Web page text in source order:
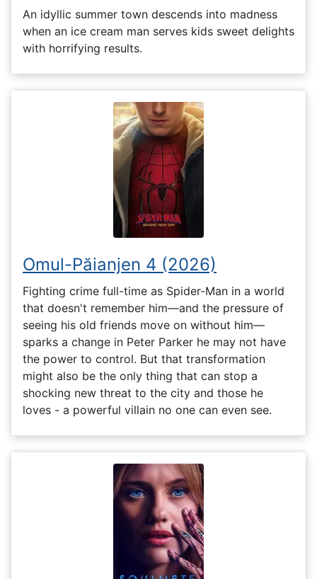
An idyllic summer town descends into madness
when an ice cream man serves kids sweet delights
with horrifying results.
Omul-Păianjen 4 (2026)
Fighting crime full-time as Spider-Man in a world
that doesn't remember him—and the pressure of
seeing his old friends move on without him—
sparks a change in Peter Parker he may not have
the power to control. But that transformation
might also be the only thing that can stop a
shocking new threat to the city and those he
loves - a powerful villain no one can even see.